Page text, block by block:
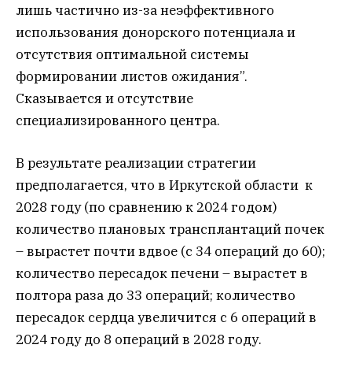
лишь частично из-за неэффективного
использования донорского потенциала и
отсутствия оптимальной системы
формировании листов ожидания”.
Сказывается и отсутствие
специализированного центра.
В результате реализации стратегии
предполагается, что в Иркутской области к
2028 году (по сравнению к 2024 годом)
количество плановых трансплантаций почек
– вырастет почти вдвое (с 34 операций до 60);
количество пересадок печени – вырастет в
полтора раза до 33 операций; количество
пересадок сердца увеличится с 6 операций в
2024 году до 8 операций в 2028 году.